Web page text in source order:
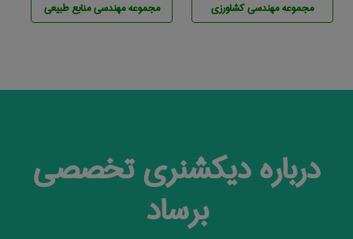
مجموعه مهندسی كشاورزی مجموعه مهندسی منابع طبيعی
درباره دیکشنری تخصصی
برساد